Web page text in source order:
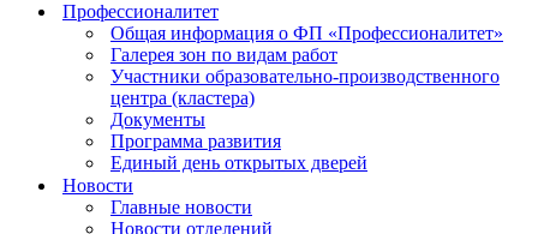
Профессионалитет
Общая информация о ФП «Профессионалитет»
Галерея зон по видам работ
Участники образовательно-производственного
центра (кластера)
Документы
Программа развития
Единый день открытых дверей
Новости
Главные новости
Новости отделений